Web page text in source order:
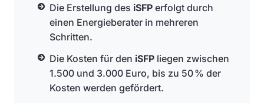
Die Erstellung des iSFP erfolgt durch
einen Energieberater in mehreren
Schritten.
Die Kosten für den iSFP liegen zwischen
1.500 und 3.000 Euro, bis zu 50 % der
Kosten werden gefördert.